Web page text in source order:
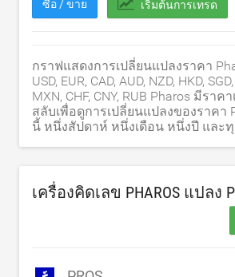
ซื้อ / ขาย เริ่มต้นการเทรด
กราฟแสดงการเปลี่ยนแปลงราคา
USD, EUR, CAD, AUD, NZD, HKD,
MXN, CHF, CNY, RUB Pharos มีราค
สลับเพื่อดูการเปลี่ยนแปลงของราคา
นี้ หนึ่งสัปดาห์ หนึ่งเดือน หนึ่งปี และทุ
เครื่องคิดเลข PHAROS แปลง